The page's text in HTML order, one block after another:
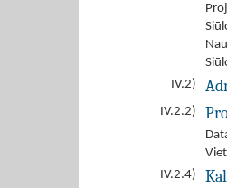
IV.2)
IV.2.2)
IV.2.4)